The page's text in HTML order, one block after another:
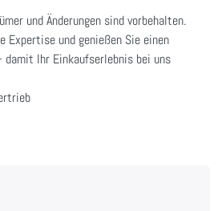
und Änderungen sind vorbehalten.
Expertise und genießen Sie einen
damit Ihr Einkaufserlebnis bei uns